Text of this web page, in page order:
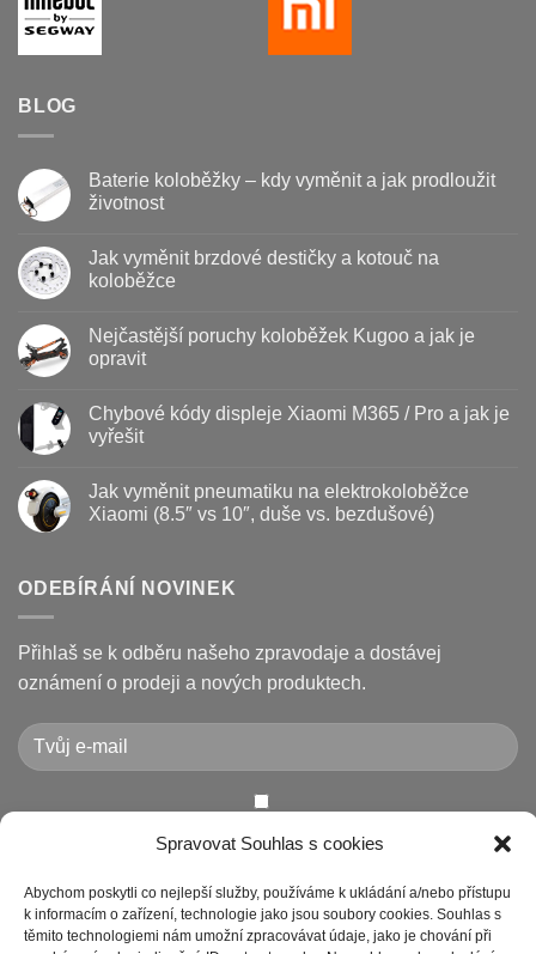
Spravovat Souhlas s cookies
Abychom poskytli co nejlepší služby, používáme k ukládání a/nebo přístupu
k informacím o zařízení, technologie jako jsou soubory cookies. Souhlas s
těmito technologiemi nám umožní zpracovávat údaje, jako je chování při
BLOG
Baterie koloběžky – kdy vyměnit a jak prodloužit
životnost
textu
s
koloběžky
kdy
jak
prodloužit
životnost
Jak vyměnit brzdové destičky a kotouč na
koloběžce
u
textu
s
vyměnit
brzdové
destičky
na
koloběžce
Nejčastější poruchy koloběžek Kugoo a jak je
opravit
u
textu
s
poruchy
koloběžek
Kugoo
opravit
Chybové kódy displeje Xiaomi M365 / Pro a jak je
vyřešit
textu
s
displeje
Xiaomi
Pro
a
jak
je
Jak vyměnit pneumatiku na elektrokoloběžce
Xiaomi (8.5″ vs 10″, duše vs. bezdušové)
textu
s
vyměnit
pneumatiku
na
elektrokoloběžce
(8.5″
vs
10″,
duše
ODEBÍRÁNÍ NOVINEK
Přihlaš se k odběru našeho zpravodaje a dostávej
oznámení o prodeji a nových produktech.
Chcete-li odeslat tento formulář, musíte přijmout naše